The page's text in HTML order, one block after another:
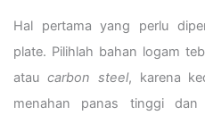
Hal pertama yang perlu
plate. Pilihlah bahan logam
atau carbon steel, karena
menahan panas tinggi dan